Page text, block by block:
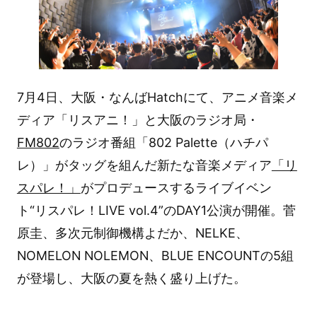
7月4日、大阪・なんばHatchにて、アニメ音楽メ
ディア「リスアニ！」と大阪のラジオ局・
FM802のラジオ番組「802 Palette（ハチパ
レ）」がタッグを組んだ新たな音楽メディア 「リ
スパレ！」 がプロデュースするライブイベン
ト“リスパレ！LIVE vol.4”のDAY1公演が開催。菅
原圭、多次元制御機構よだか、NELKE、
NOMELON NOLEMON、BLUE ENCOUNTの5組
が登場し、大阪の夏を熱く盛り上げた。